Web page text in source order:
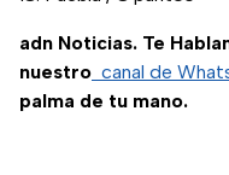
adn Noticias. Te
nuestro canal de
palma de tu mano.